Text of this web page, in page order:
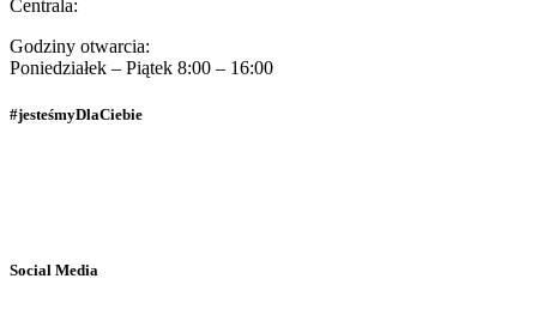
Centrala:
Godziny otwarcia:
Poniedziałek – Piątek 8:00 – 16:00
#jesteśmyDlaCiebie
Social Media